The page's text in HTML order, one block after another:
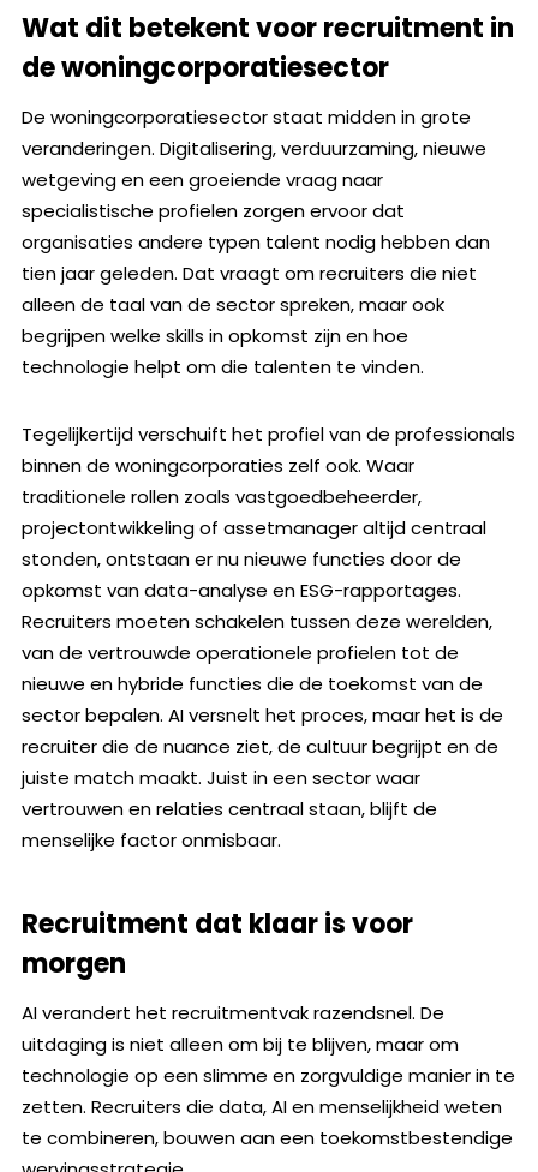
Wat dit betekent voor recruitment in
de woningcorporatiesector
De woningcorporatiesector staat midden in grote
veranderingen. Digitalisering, verduurzaming, nieuwe
wetgeving en een groeiende vraag naar
specialistische profielen zorgen ervoor dat
organisaties andere typen talent nodig hebben dan
tien jaar geleden. Dat vraagt om recruiters die niet
alleen de taal van de sector spreken, maar ook
begrijpen welke skills in opkomst zijn en hoe
technologie helpt om die talenten te vinden.
Tegelijkertijd verschuift het profiel van de professionals
binnen de woningcorporaties zelf ook. Waar
traditionele rollen zoals vastgoedbeheerder,
projectontwikkeling of assetmanager altijd centraal
stonden, ontstaan er nu nieuwe functies door de
opkomst van data-analyse en ESG-rapportages.
Recruiters moeten schakelen tussen deze werelden,
van de vertrouwde operationele profielen tot de
nieuwe en hybride functies die de toekomst van de
sector bepalen. AI versnelt het proces, maar het is de
recruiter die de nuance ziet, de cultuur begrijpt en de
juiste match maakt. Juist in een sector waar
vertrouwen en relaties centraal staan, blijft de
menselijke factor onmisbaar.
Recruitment dat klaar is voor
morgen
AI verandert het recruitmentvak razendsnel. De
uitdaging is niet alleen om bij te blijven, maar om
technologie op een slimme en zorgvuldige manier in te
zetten. Recruiters die data, AI en menselijkheid weten
te combineren, bouwen aan een toekomstbestendige